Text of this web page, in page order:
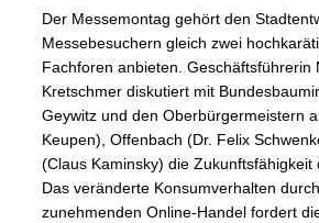
Der Messemontag gehört den
Messebesuchern gleich zwei
Fachforen anbieten. Geschäftsführerin
Kretschmer diskutiert mit
Geywitz und den Oberbürgermeistern
Keupen), Offenbach (Dr. Felix
(Claus Kaminsky) die Zukunftsfähigkeit
Das veränderte Konsumverhalten
zunehmenden Online-Handel fordert